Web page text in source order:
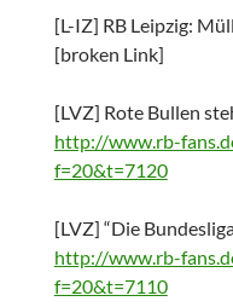
[L-IZ] RB Leipzig:
[broken Link]
[LVZ] Rote Bullen
http://www.rb-
f=20&t=7120
[LVZ] “Die
http://www.rb-
f=20&t=7110